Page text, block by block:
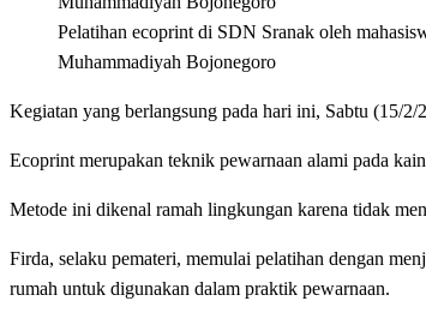
Pelatihan ecoprint di SDN Sranak oleh
Muhammadiyah Bojonegoro
Kegiatan yang berlangsung pada hari ini, Sabtu (15/
Ecoprint merupakan teknik pewarnaan alami pada
Metode ini dikenal ramah lingkungan karena tidak
Firda, selaku pemateri, memulai pelatihan dengan
rumah untuk digunakan dalam praktik pewarnaan.